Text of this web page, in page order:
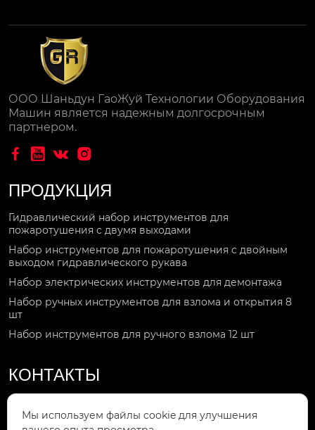
ООО Шаньдун ГаоЖуй Технологии Оборудования
Машин является надежным долгосрочным
партнером.
   
ПРОДУКЦИЯ
Гидравлический набор инструментов для
пожаротушения с двумя выходами
Набор инструментов для пожаротушения с двойным
выходом гидравлического рукава
Набор электрических инструментов для демонтажа
Набор ручных инструментов для взлома и открытия 8
шт
Набор инструментов для ручного взлома 12 шт
КОНТАКТЫ

+86-15092551119
Мы используем файлы cookie для улучшения